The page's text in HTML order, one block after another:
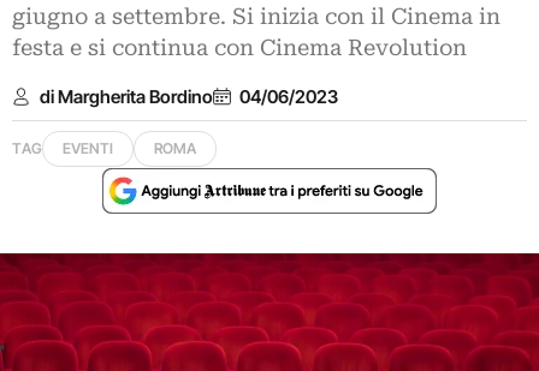
giugno a settembre. Si inizia con il Cinema in
festa e si continua con Cinema Revolution
di Margherita Bordino 04/06/2023
TAG EVENTI ROMA